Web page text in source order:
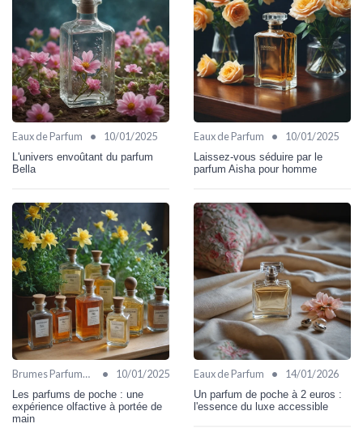
Eaux de Parfum • 10/01/2025
L'univers envoûtant du parfum
Bella
Eaux de Parfum • 10/01/2025
Laissez-vous séduire par le
parfum Aisha pour homme
Brumes Parfumées • 10/01/2025
Les parfums de poche : une
expérience olfactive à portée de
main
Eaux de Parfum • 14/01/2026
Un parfum de poche à 2 euros :
l'essence du luxe accessible